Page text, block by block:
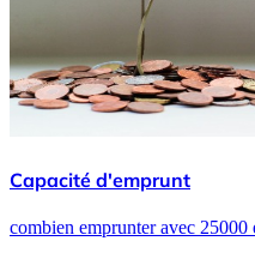
Capacité d'emprunt
combien emprunter avec 25000